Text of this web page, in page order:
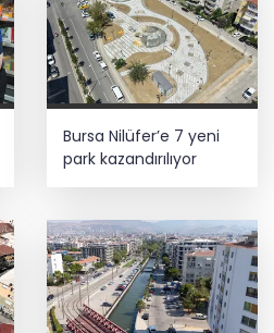
Bursa Nilüfer’e 7 yeni
park kazandırılıyor